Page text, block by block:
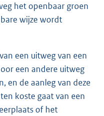
het openbaar groen
wijze wordt
een uitweg van een
een andere uitweg
en de aanleg van deze
koste gaat van een
of het